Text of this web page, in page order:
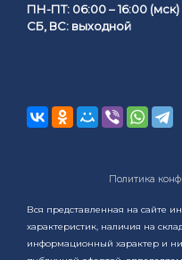
ПН-ПТ: 06:00 – 16:00 (мск)
СБ, ВС: выходной
Политика
Вся представленная на сайте
характеристик, наличия на
информационный характер и ни